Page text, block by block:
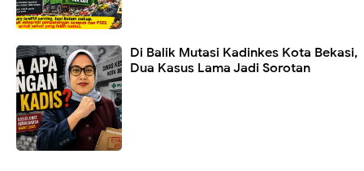
Di Balik Mutasi Kadinkes Kota Bekasi,
Dua Kasus Lama Jadi Sorotan